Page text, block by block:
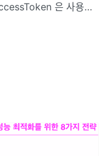
은 사용자
시간 동안만